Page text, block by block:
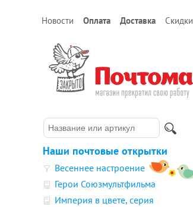
Новости Оплата Доставка Скидки
Наши почтовые открытки
Весеннее настроение
Герои Союзмультфильма
Империя в цвете, серия